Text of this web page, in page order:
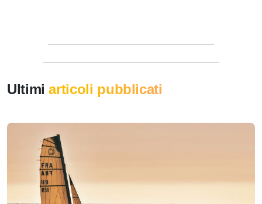
Ultimiarticoli pubblicati